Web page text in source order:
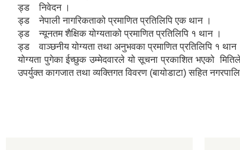
ड्ड निवेदन ।
ड्ड नेपाली नागरिकताको प्रमाणित प्रतिलिपि एक थान ।
ड्ड न्यूनतम शैक्षिक योग्यताको प्रमाणित प्रतिलिपि १ थान ।
ड्ड वाञ्छनीय योग्यता तथा अनुभवका प्रमाणित प्रतिलिपि १ थान
योग्यता पुगेका ईच्छुक उम्मेदवारले यो सूचना प्रकाशित भएको
उपर्युक्त कागजात तथा व्यक्तिगत विवरण (बायोडाटा) सहित